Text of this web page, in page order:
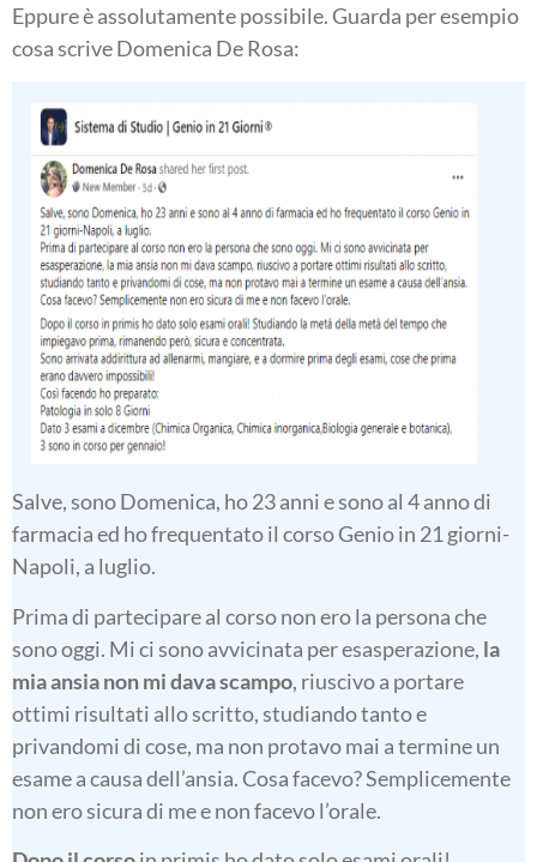
Eppure è assolutamente possibile. Guarda per esempio
cosa scrive Domenica De Rosa:
Salve, sono Domenica, ho 23 anni e sono al 4 anno di
farmacia ed ho frequentato il corso Genio in 21 giorni-
Napoli, a luglio.
Prima di partecipare al corso non ero la persona che
sono oggi. Mi ci sono avvicinata per esasperazione, la
mia ansia non mi dava scampo, riuscivo a portare
ottimi risultati allo scritto, studiando tanto e
privandomi di cose, ma non protavo mai a termine un
esame a causa dell’ansia. Cosa facevo? Semplicemente
non ero sicura di me e non facevo l’orale.